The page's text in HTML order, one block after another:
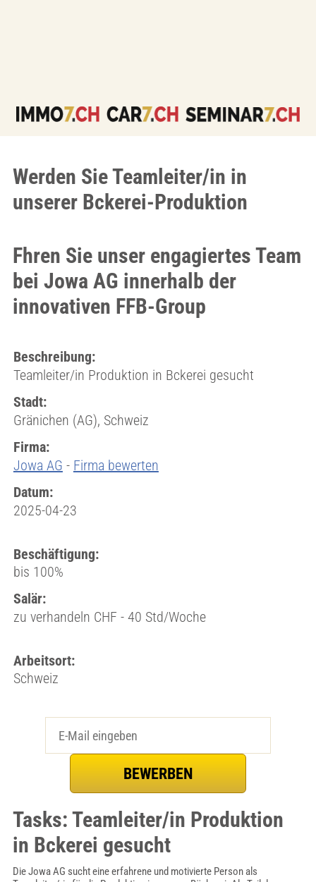
Werden Sie Teamleiter/in in
unserer Bckerei-Produktion
Fhren Sie unser engagiertes Team
bei Jowa AG innerhalb der
innovativen FFB-Group
Beschreibung:
Teamleiter/in Produktion in Bckerei gesucht
Stadt:
Gränichen (AG), Schweiz
Firma:
Jowa AG - Firma bewerten
Datum:
2025-04-23
Beschäftigung:
bis 100%
Salär:
zu verhandeln CHF - 40 Std/Woche
Arbeitsort:
Schweiz
Tasks: Teamleiter/in Produktion
in Bckerei gesucht
Die Jowa AG sucht eine erfahrene und motivierte Person als